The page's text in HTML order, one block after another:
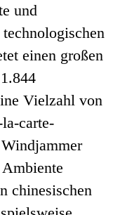
und
einen großen
Vielzahl von
carte-
chinesischen